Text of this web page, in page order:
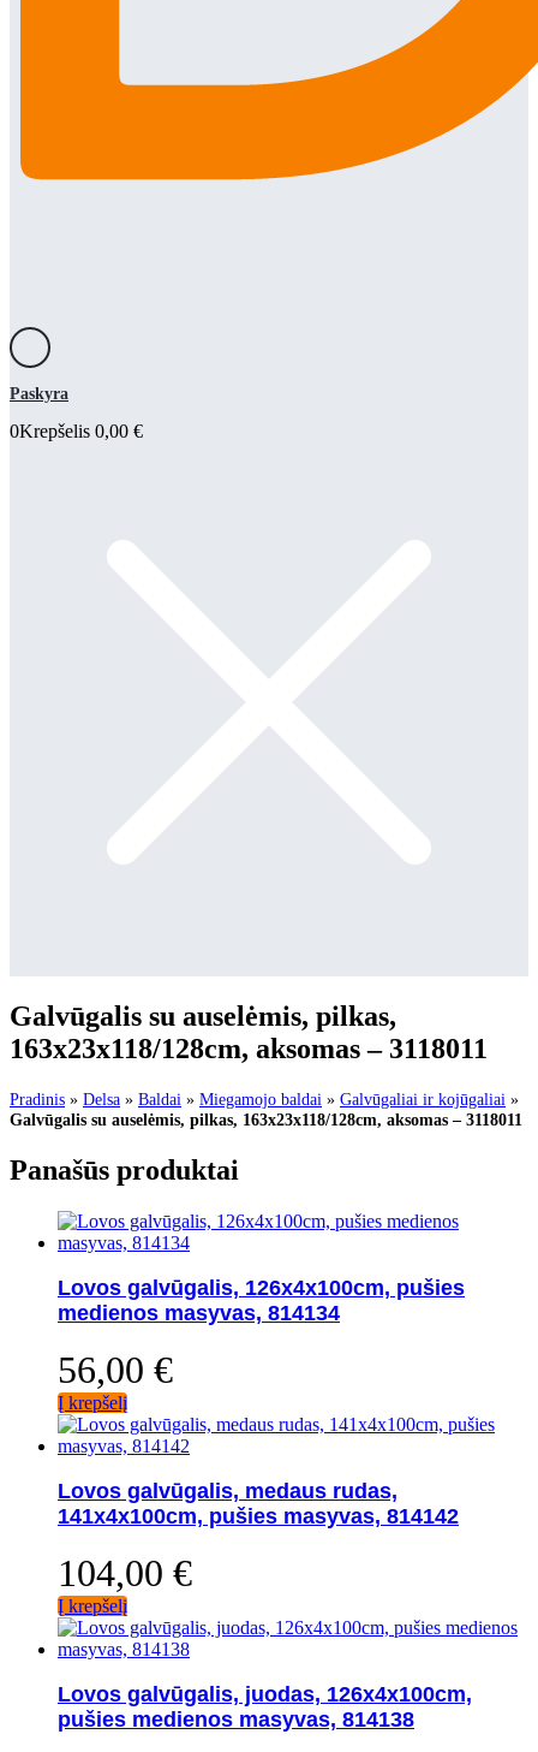
Paskyra
0Krepšelis 0,00 €
Galvūgalis su auselėmis, pilkas,
163x23x118/128cm, aksomas – 3118011
Pradinis » Delsa » Baldai » Miegamojo baldai » Galvūgaliai ir kojūgaliai »
Galvūgalis su auselėmis, pilkas, 163x23x118/128cm, aksomas – 3118011
Panašūs produktai
Lovos galvūgalis, 126x4x100cm, pušies
medienos masyvas, 814134
56,00 €
Į krepšelį
Lovos galvūgalis, medaus rudas,
141x4x100cm, pušies masyvas, 814142
104,00 €
Į krepšelį
Lovos galvūgalis, juodas, 126x4x100cm,
pušies medienos masyvas, 814138